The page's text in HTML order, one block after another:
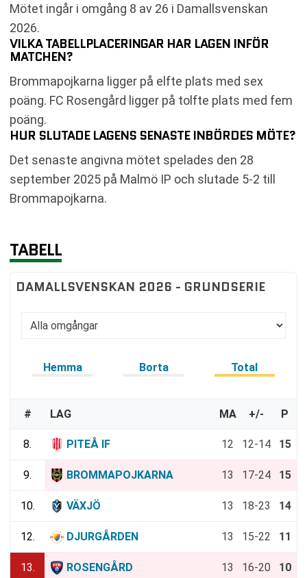
Mötet ingår i omgång 8 av 26 i Damallsvenskan
2026.
VILKA TABELLPLACERINGAR HAR LAGEN INFÖR
MATCHEN?
Brommapojkarna ligger på elfte plats med sex
poäng. FC Rosengård ligger på tolfte plats med fem
poäng.
HUR SLUTADE LAGENS SENASTE INBÖRDES MÖTE?
Det senaste angivna mötet spelades den 28
september 2025 på Malmö IP och slutade 5-2 till
Brommapojkarna.
TABELL
DAMALLSVENSKAN 2026 - GRUNDSERIE
Hemma Borta Total
# LAG MA +/- P
8. PITEÅ IF 12 12-14 15
9. BROMMAPOJKARNA 13 17-24 15
10. VÄXJÖ 13 18-23 14
12. DJURGÅRDEN 13 15-22 11
13. ROSENGÅRD 13 16-20 10